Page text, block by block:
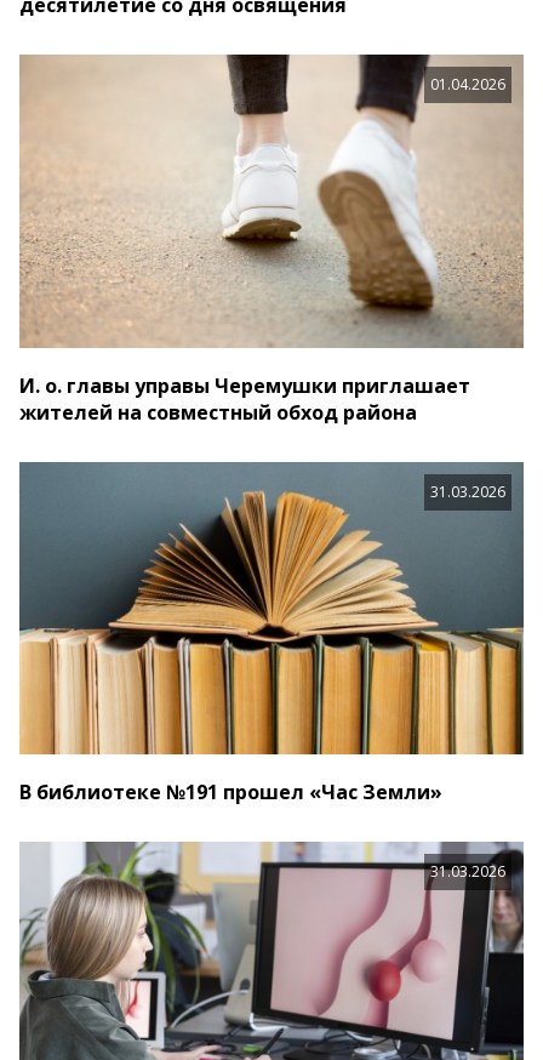
01.04.2026
И. о. главы управы Черемушки приглашает
жителей на совместный обход района
31.03.2026
В библиотеке №191 прошел «Час Земли»
31.03.2026